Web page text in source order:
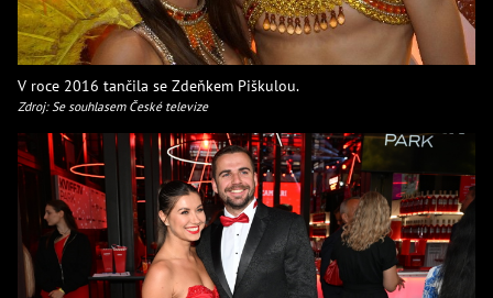
V roce 2016 tančila se Zdeňkem Piškulou.
Zdroj: Se souhlasem České televize